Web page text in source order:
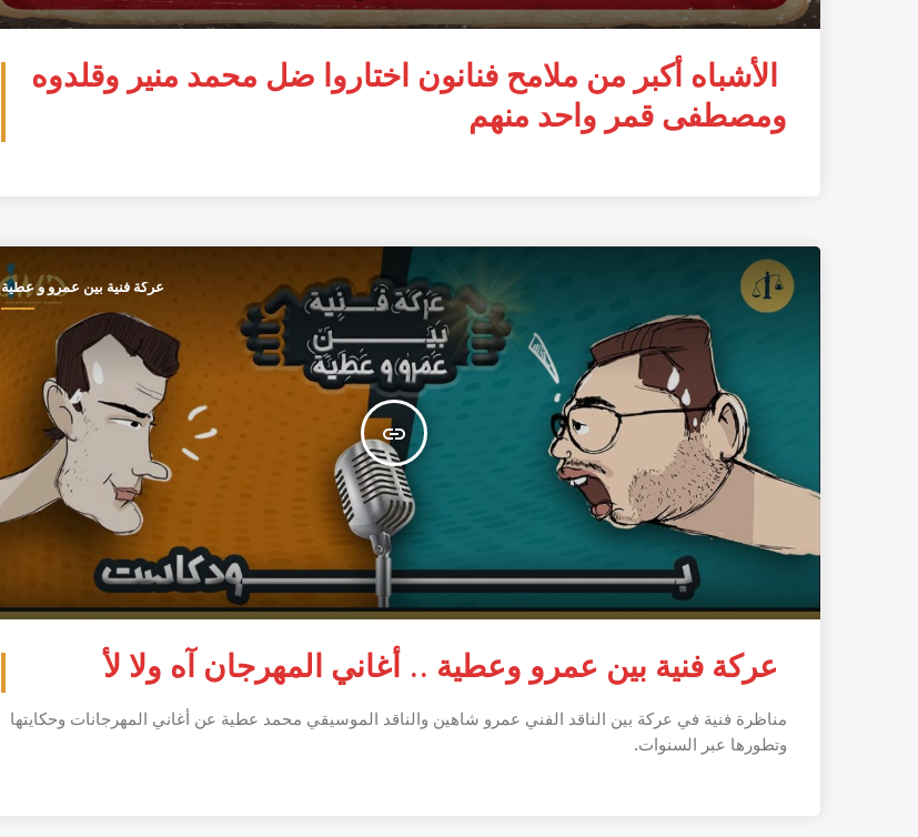
الأشباه أكبر من ملامح فنانون اختاروا ضل محمد منير وقلدوه
ومصطفى قمر واحد منهم
عركة فنية بين عمرو و عطية
insert_link
عركة فنية بين عمرو وعطية .. أغاني المهرجان آه ولا لأ
مناظرة فنية في عركة بين الناقد الفني عمرو شاهين والناقد الموسيقي محمد عطية عن أغاني المهرجانات وحكايتها
وتطورها عبر السنوات.